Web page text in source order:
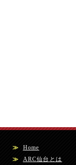
≫
Home
≫
ARC仙台とは